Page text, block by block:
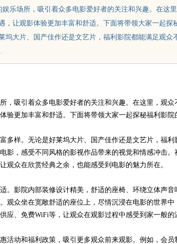
乐场所，吸引着众多电影爱好者的关注和兴趣。在这
，让观影体验更加丰富和舒适。下面将带领大家一起
坞大片、国产佳作还是文艺片，福利影院都能满足观
，吸引着众多电影爱好者的关注和兴趣。在这里，观
验更加丰富和舒适。下面将带领大家一起探秘福利影院
多样。无论是好莱坞大片、国产佳作还是文艺片，福
影，感受不同风格的影视作品带来的视觉和情感冲击
观众在欣赏经典之余，也能感受到电影的魅力所在。
。影院内部装修设计精美，舒适的座椅、环绕立体声
观众坐在宽敞舒适的座位上，尽情沉浸在电影的世界
应、免费WiFi等，让观众在观影过程中感受到家一般的
活动和福利政策，吸引更多观众前来观影。例如，会